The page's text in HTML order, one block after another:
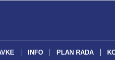
INFO PLAN RADA